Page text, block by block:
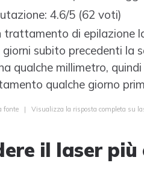
4.6/5 (62 voti)
trattamento di epilazione
subito precedenti la
qualche millimetro,
qualche giorno
fonte | Visualizza la risposta completa su
il laser più